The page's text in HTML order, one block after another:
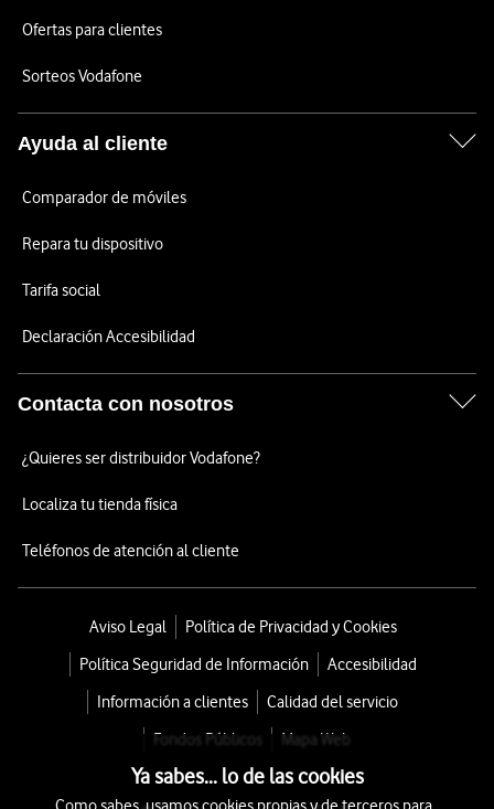
Ofertas para clientes
Sorteos Vodafone
Ayuda al cliente
Comparador de móviles
Repara tu dispositivo
Tarifa social
Declaración Accesibilidad
Contacta con nosotros
¿Quieres ser distribuidor Vodafone?
Localiza tu tienda física
Teléfonos de atención al cliente
Aviso Legal
Política de Privacidad y Cookies
Política Seguridad de Información
Accesibilidad
Información a clientes
Calidad del servicio
Fondos Públicos
Mapa Web
Ya sabes... lo de las cookies